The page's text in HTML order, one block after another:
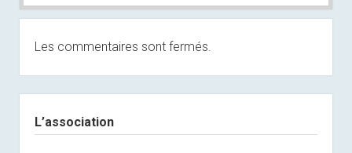
Les commentaires sont fermés.
L’association